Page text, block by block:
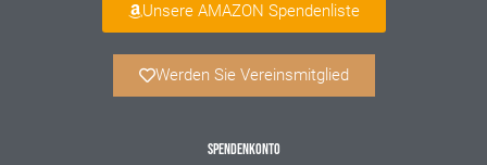
Unsere AMAZON Spendenliste
Werden Sie Vereinsmitglied
SPENDENKONTO